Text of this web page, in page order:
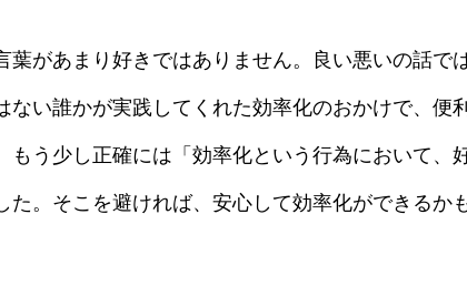
があまり好きではありません。良い悪いの話で
い誰かが実践してくれた効率化のおかけで、便
う少し正確には「効率化という行為において、
。そこを避ければ、安心して効率化ができるか